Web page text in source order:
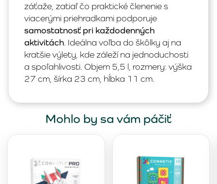
záťaže, zatiaľ čo praktické členenie s
viacerými priehradkami podporuje
samostatnosť pri každodenných
aktivitách. Ideálna voľba do škôlky aj na
kratšie výlety, kde záleží na jednoduchosti
a spoľahlivosti. Objem 5,5 l, rozmery: výška
27 cm, šírka 23 cm, hĺbka 11 cm.
Mohlo by sa vám páčiť